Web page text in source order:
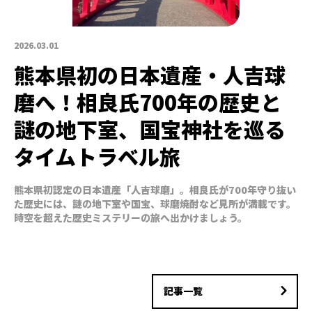
2026.03.01
熊本県初の日本遺産・人吉球
磨へ！相良氏700年の歴史と
謎の地下室、国宝神社を巡る
タイムトラベル旅
熊本県初認定の日本遺産「人吉球磨」。相良氏が700年守り抜い
た歴史には、謎の地下室や国宝、球磨焼酎など見所が満載です。
時空を超えた歴史ミステリーの旅へ出かけましょう。
記事一覧